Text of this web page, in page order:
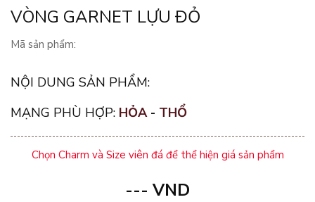
VÒNG GARNET LỰU ĐỎ
Mã sản phẩm:
NỘI DUNG SẢN PHẨM:
MẠNG PHÙ HỢP: HỎA - THỔ
Chọn Charm và Size viên đá để thể hiện giá sản phẩm
--- VND